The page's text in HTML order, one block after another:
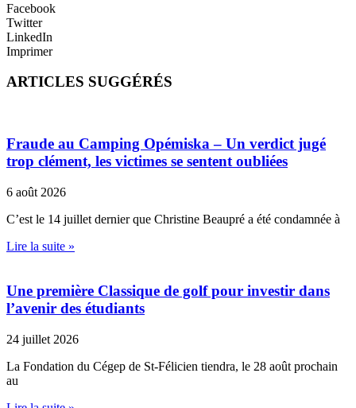
Facebook
Twitter
LinkedIn
Imprimer
ARTICLES SUGGÉRÉS
Fraude au Camping Opémiska – Un verdict jugé
trop clément, les victimes se sentent oubliées
6 août 2026
C’est le 14 juillet dernier que Christine Beaupré a été condamnée à
Lire la suite »
Une première Classique de golf pour investir dans
l’avenir des étudiants
24 juillet 2026
La Fondation du Cégep de St-Félicien tiendra, le 28 août prochain
au